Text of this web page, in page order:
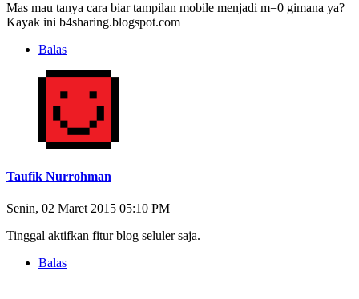
Mas mau tanya cara biar tampilan mobile menjadi m=0 gimana ya?
Kayak ini b4sharing.blogspot.com
Balas
Taufik Nurrohman
Senin, 02 Maret 2015 05:10 PM
Tinggal aktifkan fitur blog seluler saja.
Balas